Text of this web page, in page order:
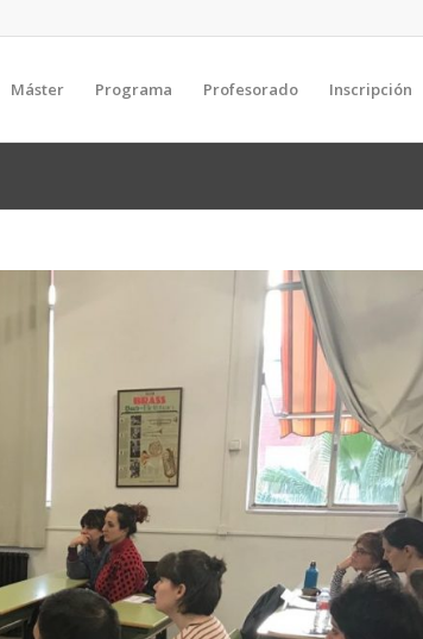
Máster Programa Profesorado Inscripción